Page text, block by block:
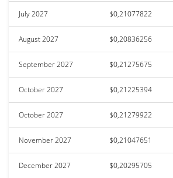
July 2027 $0,21077822
August 2027 $0,20836256
September 2027 $0,21275675
October 2027 $0,21225394
October 2027 $0,21279922
November 2027 $0,21047651
December 2027 $0,20295705